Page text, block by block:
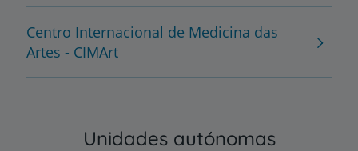
Centro Internacional de Medicina das
Artes - CIMArt
Unidades autónomas